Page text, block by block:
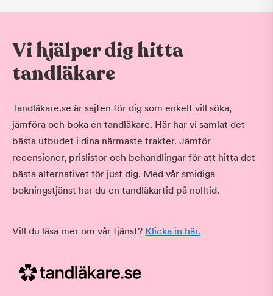
Vi hjälper dig hitta
tandläkare
Tandläkare.se är sajten för dig som enkelt vill söka,
jämföra och boka en tandläkare. Här har vi samlat det
bästa utbudet i dina närmaste trakter. Jämför
recensioner, prislistor och behandlingar för att hitta det
bästa alternativet för just dig. Med vår smidiga
bokningstjänst har du en tandläkartid på nolltid.
Vill du läsa mer om vår tjänst? Klicka in här.